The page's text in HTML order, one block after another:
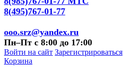
8(495)767-01-77
ooo.srz@yandex.ru
Пн–Пт с 8:00 до 17:00
Войти на сайт Зарегистрироваться
Корзина